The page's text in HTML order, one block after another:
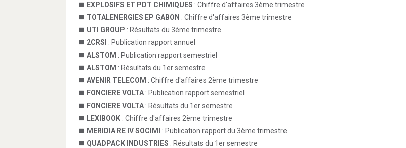
EXPLOSIFS ET PDT CHIMIQUES : Chiffre d'affaires 3ème trimestre
TOTALENERGIES EP GABON : Chiffre d'affaires 3ème trimestre
UTI GROUP : Résultats du 3ème trimestre
2CRSI : Publication rapport annuel
ALSTOM : Publication rapport semestriel
ALSTOM : Résultats du 1er semestre
AVENIR TELECOM : Chiffre d'affaires 2ème trimestre
FONCIERE VOLTA : Publication rapport semestriel
FONCIERE VOLTA : Résultats du 1er semestre
LEXIBOOK : Chiffre d'affaires 2ème trimestre
MERIDIA RE IV SOCIMI
: Publication rapport du 3ème trimestre
QUADPACK INDUSTRIES : Résultats du 1er semestre